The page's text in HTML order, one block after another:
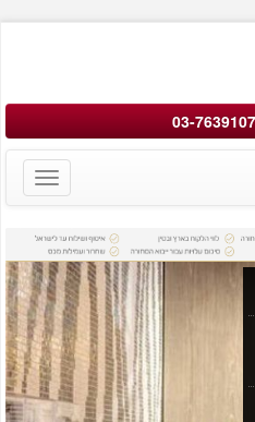
Toggle